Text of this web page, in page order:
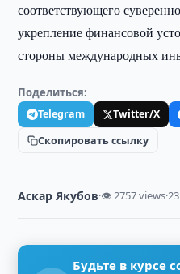
соответствующего
укрепление финансовой
стороны международных
Поделиться:
Telegram Twitter/X
Скопировать ссылку
Аскар Якубов·👁 2757 views·
Будьте в курсе